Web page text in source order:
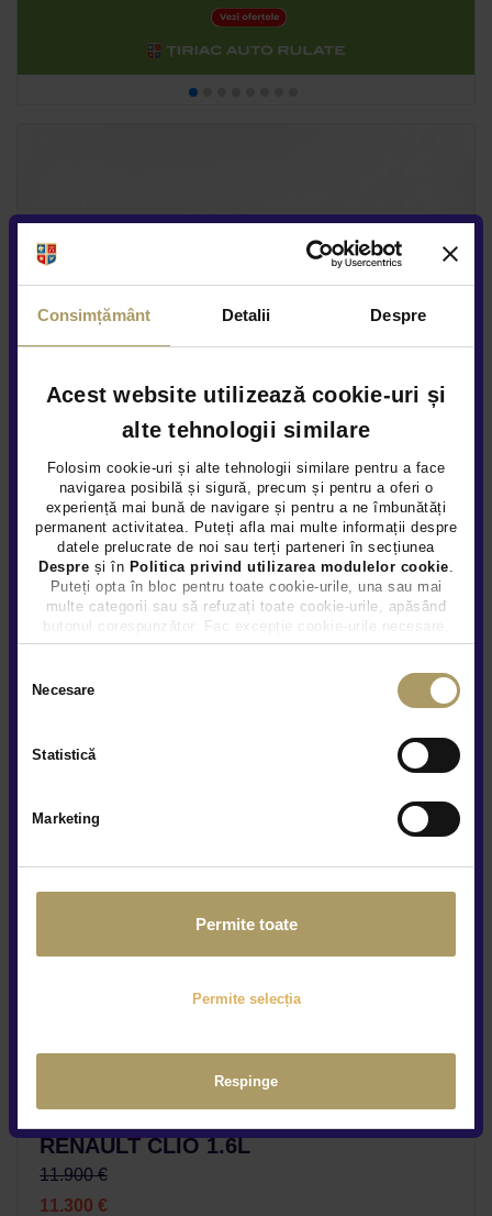
Consimțământ Detalii Despre
Acest website utilizează cookie-uri și
alte tehnologii similare
Folosim cookie-uri și alte tehnologii similare pentru a face
navigarea posibilă și sigură, precum și pentru a oferi o
experiență mai bună de navigare și pentru a ne îmbunătăți
permanent activitatea. Puteți afla mai multe informații despre
datele prelucrate de noi sau terți parteneri în secțiunea
Despre și în Politica privind utilizarea modulelor cookie
Puteți opta în bloc pentru toate cookie-urile, una sau mai
multe categorii sau să refuzați toate cookie-urile, apăsând
butonul corespunzător. Fac excepție cookie-urile necesare,
care sunt activate automat, conform legislației în vigoare.
Necesare
Statistică
Marketing
Permite toate
Permite selecția
Respinge
RENAULT CLIO 1.6L
11.900 €
11.300 €
TVA INCLUS DEDUCTIBIL
Hybrid (benz)
120.258Km 2022
Preț special Rulat
RENAULT CLIO 1.6L
11.900 €
11.300 €